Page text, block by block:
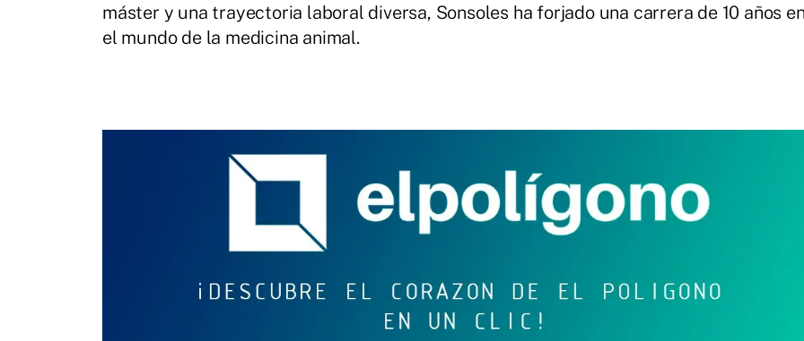
máster y una trayectoria laboral diversa, Sonsoles ha forjado una carrera de 10 años
el mundo de la medicina animal.